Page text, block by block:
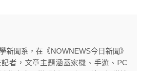
新聞系，在《NOWNEWS今日新聞》
者，文章主題涵蓋家機、手遊、PC